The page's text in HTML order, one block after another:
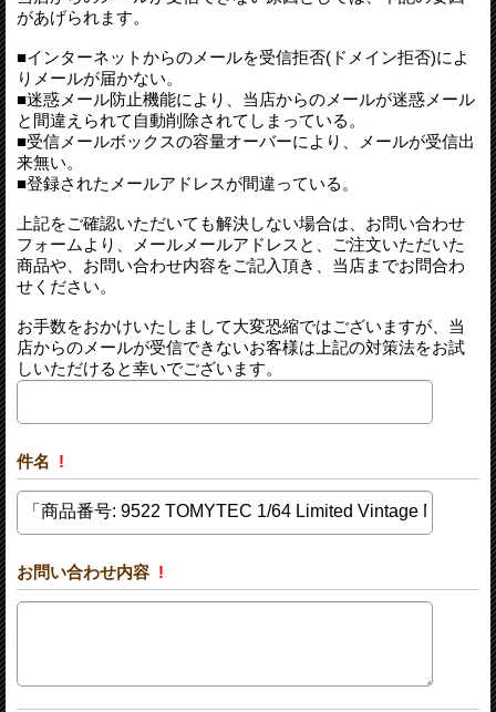
があげられます。
■インターネットからのメールを受信拒否(ドメイン拒否)によ
りメールが届かない。
■迷惑メール防止機能により、当店からのメールが迷惑メール
と間違えられて自動削除されてしまっている。
■受信メールボックスの容量オーバーにより、メールが受信出
来無い。
■登録されたメールアドレスが間違っている。
上記をご確認いただいても解決しない場合は、お問い合わせ
フォームより、メールメールアドレスと、ご注文いただいた
商品や、お問い合わせ内容をご記入頂き、当店までお問合わ
せください。
お手数をおかけいたしまして大変恐縮ではございますが、当
店からのメールが受信できないお客様は上記の対策法をお試
しいただけると幸いでございます。
件名 !
お問い合わせ内容 !